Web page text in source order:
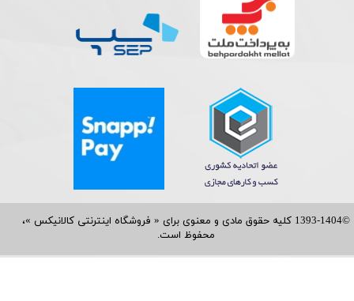
©1393-1404 کلیه حقوق مادی و معنوی برای « فروشگاه اینترنتی کالانیکس »،
محفوظ است.​​​​​​​